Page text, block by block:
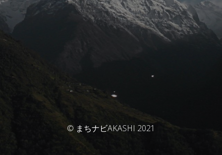
© まちナビAKASHI 2021